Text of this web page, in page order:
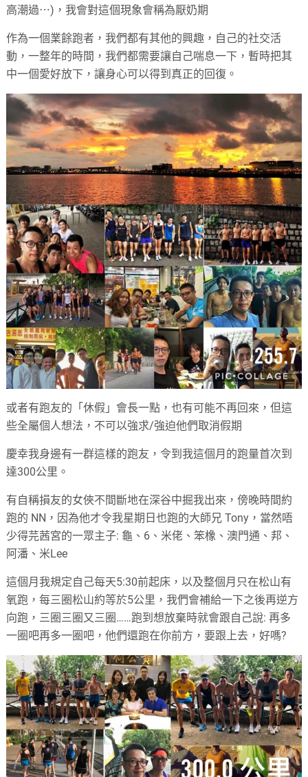
高潮過⋯)，我會對這個現象會稱為厭奶期
作為一個業餘跑者，我們都有其他的興趣，自己的社交活
動，一整年的時間，我們都需要讓自己喘息一下，暫時把其
中一個愛好放下，讓身心可以得到真正的回復。
或者有跑友的「休假」會長一點，也有可能不再回來，但這
些全屬個人想法，不可以強求/強迫他們取消假期
慶幸我身邊有一群這樣的跑友，令到我這個月的跑量首次到
達300公里。
有自稱損友的女俠不間斷地在深谷中掘我出來，傍晚時間約
跑的 NN，因為他才令我星期日也跑的大師兄 Tony，當然唔
少得芫茜宮的一眾主子: 龜、6、米佬、笨橡、澳門通、邦、
阿潘、米Lee
這個月我規定自己每天5:30前起床，以及整個月只在松山有
氧跑，每三圈松山約等於5公里，我們會補給一下之後再逆方
向跑，三圈三圈又三圈……跑到想放棄時就會跟自己說: 再多
一圈吧再多一圈吧，他們還跑在你前方，要跟上去，好嗎?